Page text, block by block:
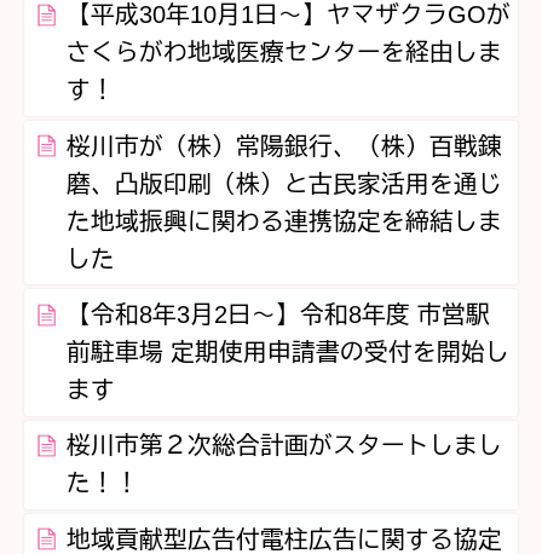
【平成30年10月1日～】ヤマザクラGOが
さくらがわ地域医療センターを経由しま
す！
桜川市が（株）常陽銀行、（株）百戦錬
磨、凸版印刷（株）と古民家活用を通じ
た地域振興に関わる連携協定を締結しま
した
【令和8年3月2日～】令和8年度 市営駅
前駐車場 定期使用申請書の受付を開始し
ます
桜川市第２次総合計画がスタートしまし
た！！
地域貢献型広告付電柱広告に関する協定